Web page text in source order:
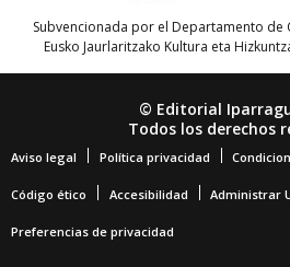
Subvencionada por el Departamento de
Eusko Jaurlaritzako Kultura eta
© Editorial
Todos los derechos
Aviso legal Política privacidad
Código ético Accesibilidad Administrar
Preferencias de privacidad